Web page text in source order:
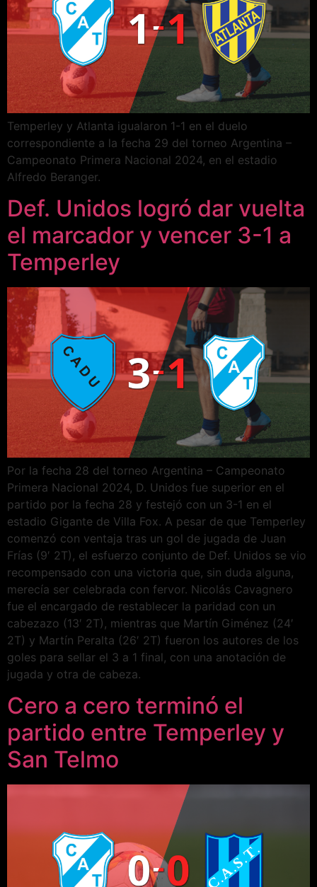
Temperley y Atlanta igualaron 1-1 en el duelo
correspondiente a la fecha 29 del torneo Argentina –
Campeonato Primera Nacional 2024, en el estadio
Alfredo Beranger.
Def. Unidos logró dar vuelta
el marcador y vencer 3-1 a
Temperley
Por la fecha 28 del torneo Argentina – Campeonato
Primera Nacional 2024, D. Unidos fue superior en el
partido por la fecha 28 y festejó con un 3-1 en el
estadio Gigante de Villa Fox. A pesar de que Temperley
comenzó con ventaja tras un gol de jugada de Juan
Frías (9′ 2T), el esfuerzo conjunto de Def. Unidos se vio
recompensado con una victoria que, sin duda alguna,
merecía ser celebrada con fervor. Nicolás Cavagnero
fue el encargado de restablecer la paridad con un
cabezazo (13′ 2T), mientras que Martín Giménez (24′
2T) y Martín Peralta (26′ 2T) fueron los autores de los
goles para sellar el 3 a 1 final, con una anotación de
jugada y otra de cabeza.
Cero a cero terminó el
partido entre Temperley y
San Telmo